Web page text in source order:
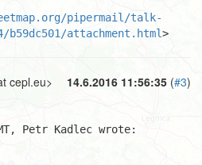
pipermail/talk-
b59dc501/attachment.html>
14.6.2016 11:56:35 (#3)
cepl.eu>